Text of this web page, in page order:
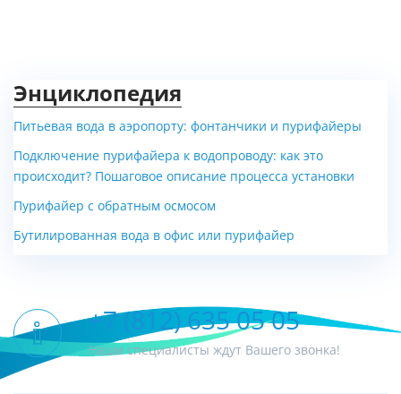
Энциклопедия
Питьевая вода в аэропорту: фонтанчики и пурифайеры
Подключение пурифайера к водопроводу: как это
происходит? Пошаговое описание процесса установки
Пурифайер с обратным осмосом
Бутилированная вода в офис или пурифайер
+7 (812) 635 05 05
Наши специалисты ждут Вашего звонка!